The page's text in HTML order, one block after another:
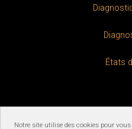
Notre site utilise des cookies pour
États